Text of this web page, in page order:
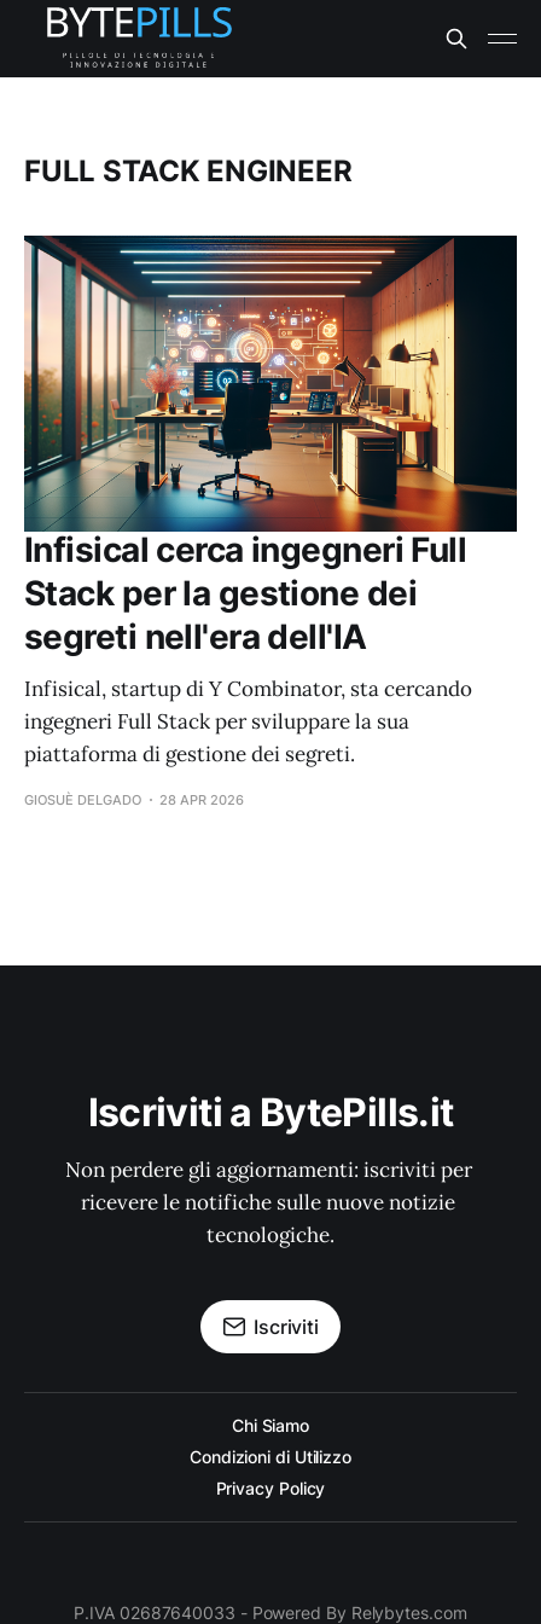
FULL STACK ENGINEER
Infisical cerca ingegneri Full
Stack per la gestione dei
segreti nell'era dell'IA
Infisical, startup di Y Combinator, sta cercando
ingegneri Full Stack per sviluppare la sua
piattaforma di gestione dei segreti.
GIOSUÈ DELGADO 28 APR 2026
Iscriviti a BytePills.it
Non perdere gli aggiornamenti: iscriviti per
ricevere le notifiche sulle nuove notizie
tecnologiche.
Iscriviti
Chi Siamo
Condizioni di Utilizzo
Privacy Policy
P.IVA 02687640033 - Powered By Relybytes.com